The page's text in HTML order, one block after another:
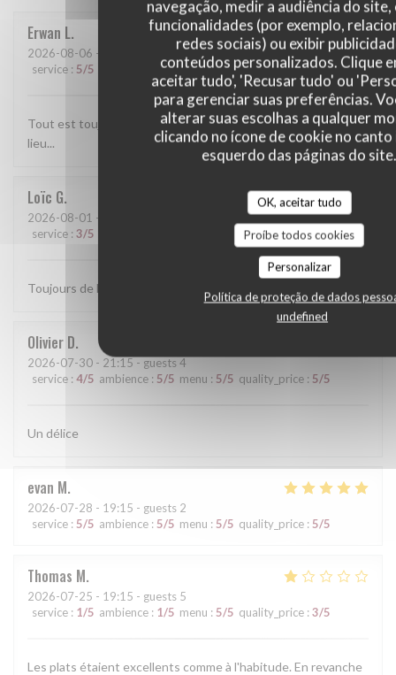
navegação, medir a audiência do
funcionalidades (por exemplo,
redes sociais) ou exibir
conteúdos personalizados. Clique
aceitar tudo', 'Recusar tudo' ou
para gerenciar suas preferências.
alterar suas escolhas a qualquer
clicando no ícone de cookie no
esquerdo das páginas do site.
OK, aceitar tudo
Proíbe todos cookies
Personalizar
Política de proteção de dados
undefined
Erwan L
2026-08-06 - 13:30 - guests 2
service : 5/5 5/5 menu:5/5 quality_price: 5/5
Tout est toujours parfait. l'accueil et le service, les plats, le
lieu...
Loïc G
2026-08-01 - 19:15 - guests 3
service : 3/5 quality_price: 4/5
Toujours de la vraie Italie dans l'assiette.
Olivier D
2026-07-30 - 21:15 - guests 4
service : 4/5 ambience : 5/5 menu : 5/5 quality_price : 5/5
Un délice
evan M
2026-07-28 - 19:15 - guests 2
service : 5/5 ambience : 5/5 menu : 5/5 quality_price : 5/5
Thomas M
2026-07-25 - 19:15 - guests 5
service : 1/5 ambience : 1/5 menu : 5/5 quality_price : 3/5
Les plats étaient excellents comme à l'habitude. En revanche